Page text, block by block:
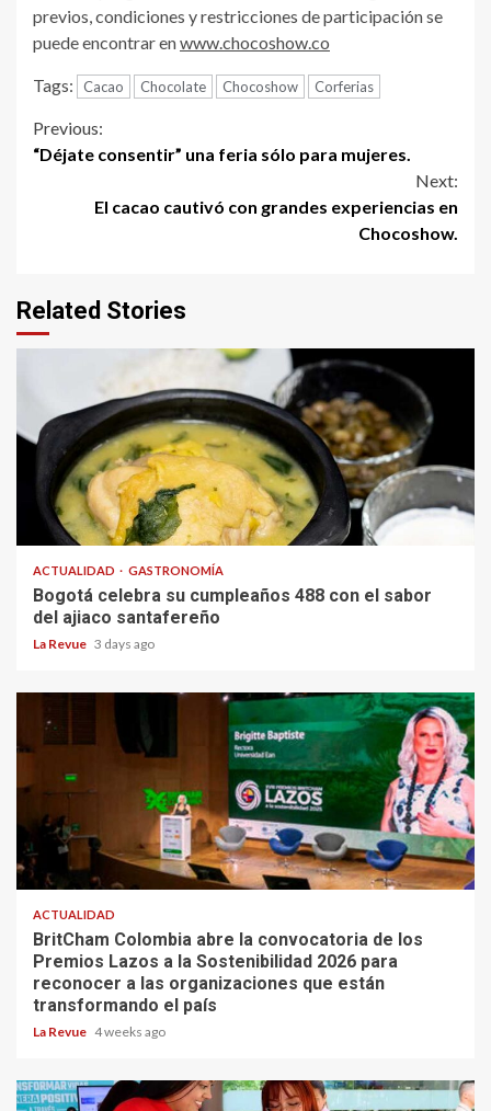
previos, condiciones y restricciones de participación se
puede encontrar enwww.chocoshow.co
Tags: Cacao Chocolate Chocoshow Corferias
Continue
Reading
Previous:
“Déjate consentir” una feria sólo para mujeres.
Next:
El cacao cautivó con grandes experiencias en
Chocoshow.
Related Stories
ACTUALIDAD GASTRONOMÍA
Bogotá celebra su cumpleaños 488 con el sabor
del ajiaco santafereño
La Revue 3 days ago
ACTUALIDAD
BritCham Colombia abre la convocatoria de los
Premios Lazos a la Sostenibilidad 2026 para
reconocer a las organizaciones que están
transformando el país
La Revue 4 weeks ago